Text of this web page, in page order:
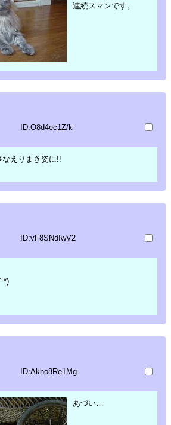
連続スマンです。
ID:O8d4ec1Z/k
なえりまき姿に!!
ID:vF8SNdIwV2
*)
ID:Akho8Re1Mg
あづい…